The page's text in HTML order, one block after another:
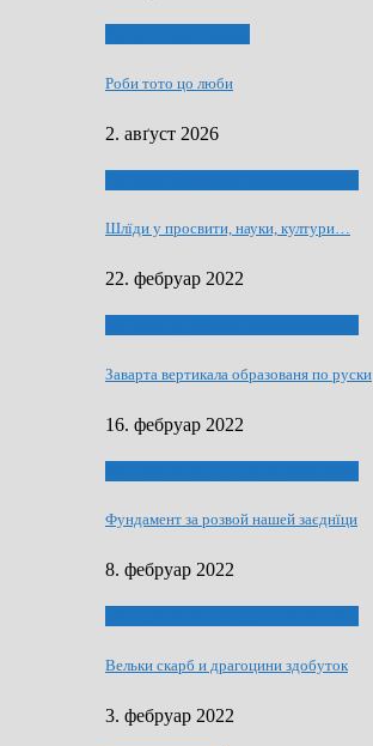
Роби тото цо люби
2. авґуст 2026
Шлїди у просвити, науки, култури…
22. фебруар 2022
Заварта вертикала образованя по руски
16. фебруар 2022
Фундамент за розвой нашей заєднїци
8. фебруар 2022
Вельки скарб и драгоцини здобуток
3. фебруар 2022